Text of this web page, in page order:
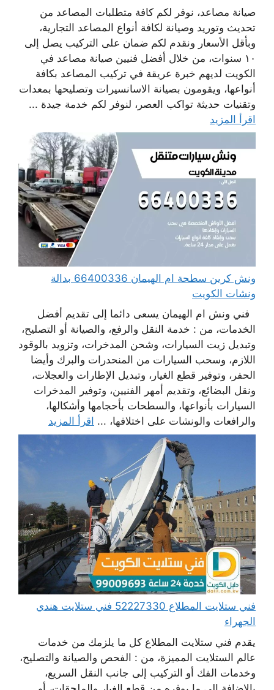
صيانة مصاعد، نوفر لكم كافة متطلبات المصاعد من
تحديث وتوريد وصيانة لكافة أنواع المصاعد التجارية،
وبأقل الأسعار ونقدم لكم ضمان على التركيب يصل إلى
١٠ سنوات، من خلال أفضل فنيين صيانة مصاعد في
الكويت لديهم خبرة عريقة في تركيب المصاعد بكافة
أنواعها، ويقومون بصيانة الاسانسيرات وتصليحها بمعدات
وتقنيات حديثة تواكب العصر، لنوفر لكم خدمة جيدة ...
اقرأ المزيد
ونش كرين سطحة ام الهيمان 66400336 بدالة
ونشات الكويت
فني ونش ام الهيمان يسعى دائما إلى تقديم أفضل
الخدمات، من : خدمة النقل والرفع، والصيانة أو التصليح،
وتبديل زيت السيارات، وشحن المدخرات، وتزويد بالوقود
اللازم، وسحب السيارات من المنحدرات والبرك وأيضا
الحفر، وتوفير قطع الغيار، وتبديل الإطارات والعجلات،
ونقل البضائع، وتقديم أمهر الفنيين، وتوفير المدخرات
السيارات بأنواعها، والسطحات بأحجامها وأشكالها،
والرافعات والونشات على اختلافها، ... اقرأ المزيد
فني ستلايت المطلاع 52227330 فني ستلايت هندي
الجهراء
يقدم فني ستلايت المطلاع كل ما يلزمك من خدمات
عالم الستلايت المميزة، من : الفحص والصيانة والتصليح،
وخدمات الفك أو التركيب إلى جانب النقل السريع،